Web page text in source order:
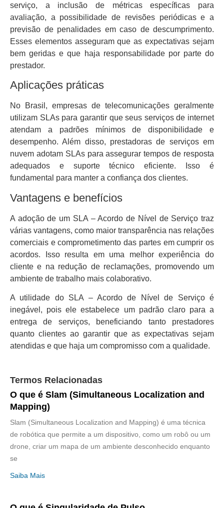
serviço, a inclusão de métricas específicas para
avaliação, a possibilidade de revisões periódicas e a
previsão de penalidades em caso de descumprimento.
Esses elementos asseguram que as expectativas sejam
bem geridas e que haja responsabilidade por parte do
prestador.
Aplicações práticas
No Brasil, empresas de telecomunicações geralmente
utilizam SLAs para garantir que seus serviços de internet
atendam a padrões mínimos de disponibilidade e
desempenho. Além disso, prestadoras de serviços em
nuvem adotam SLAs para assegurar tempos de resposta
adequados e suporte técnico eficiente. Isso é
fundamental para manter a confiança dos clientes.
Vantagens e benefícios
A adoção de um SLA – Acordo de Nível de Serviço traz
várias vantagens, como maior transparência nas relações
comerciais e comprometimento das partes em cumprir os
acordos. Isso resulta em uma melhor experiência do
cliente e na redução de reclamações, promovendo um
ambiente de trabalho mais colaborativo.
A utilidade do SLA – Acordo de Nível de Serviço é
inegável, pois ele estabelece um padrão claro para a
entrega de serviços, beneficiando tanto prestadores
quanto clientes ao garantir que as expectativas sejam
atendidas e que haja um compromisso com a qualidade.
Termos Relacionadas
O que é Slam (Simultaneous Localization and
Mapping)
Slam (Simultaneous Localization and Mapping) é uma técnica
de robótica que permite a um dispositivo, como um robô ou um
drone, criar um mapa de um ambiente desconhecido enquanto
se
Saiba Mais